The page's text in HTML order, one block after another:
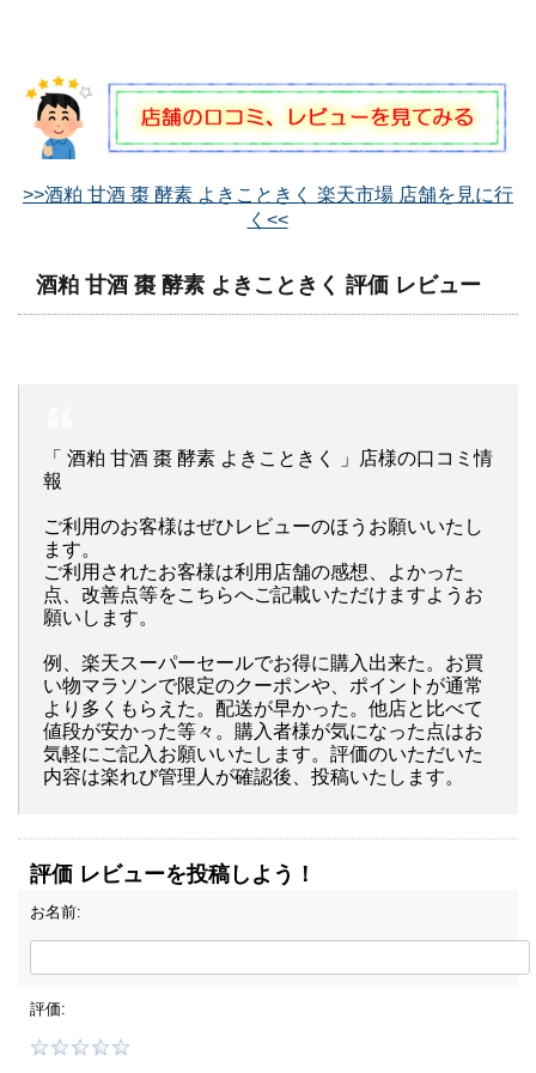
>>酒粕 甘酒 棗 酵素 よきこときく 楽天市場 店舗を見に行
く<<
酒粕 甘酒 棗 酵素 よきこときく 評価 レビュー
「 酒粕 甘酒 棗 酵素 よきこときく 」店様の口コミ情
報
ご利用のお客様はぜひレビューのほうお願いいたし
ます。
ご利用されたお客様は利用店舗の感想、よかった
点、改善点等をこちらへご記載いただけますようお
願いします。
例、楽天スーパーセールでお得に購入出来た。お買
い物マラソンで限定のクーポンや、ポイントが通常
より多くもらえた。配送が早かった。他店と比べて
値段が安かった等々。購入者様が気になった点はお
気軽にご記入お願いいたします。評価のいただいた
内容は楽れび管理人が確認後、投稿いたします。
評価 レビューを投稿しよう！
お名前:
評価: